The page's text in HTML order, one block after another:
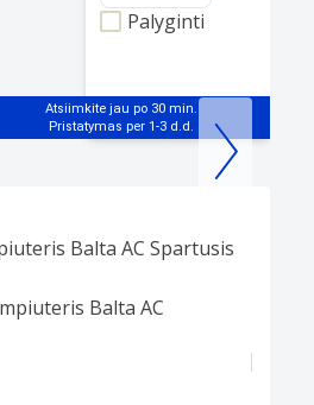
Atsiimkite jau po 30 min.
Palyginti
Balta AC Spartusis